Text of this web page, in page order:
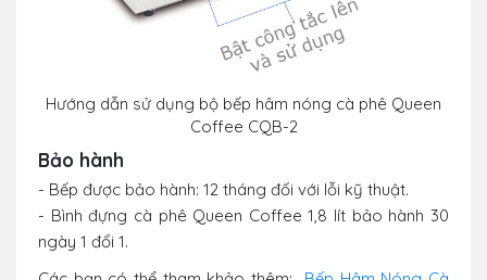
Hướng dẫn sử dụng bộ bếp hâm nóng cà phê Queen
Coffee CQB-2
Bảo hành
- Bếp được bảo hành: 12 tháng đối với lỗi kỹ thuật.
- Bình đựng cà phê Queen Coffee 1,8 lít bảo hành 30
ngày 1 đổi 1.